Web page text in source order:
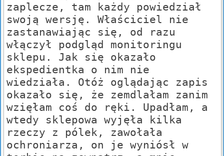
zaplecze, tam każdy powiedział
swoją wersję. Właściciel nie
zastanawiając się, od razu
włączył podgląd monitoringu
sklepu. Jak się okazało
ekspedientka o nim nie
wiedziała. Otóż oglądając zapis
okazało się, że zemdlałam zanim
wzięłam coś do ręki. Upadłam, a
wtedy sklepowa wyjęła kilka
rzeczy z pólek, zawołała
ochroniarza, on je wyniósł w